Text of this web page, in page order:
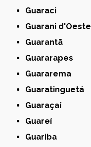
Guaraci
Guarani d'Oeste
Guarantã
Guararapes
Guararema
Guaratinguetá
Guaraçaí
Guareí
Guariba